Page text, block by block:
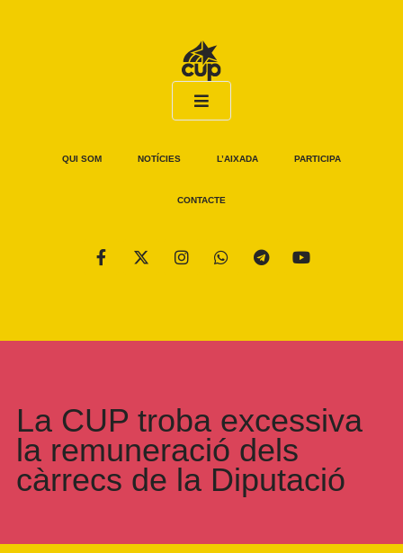
QUI SOM NOTÍCIES L’AIXADA PARTICIPA
CONTACTE
La CUP troba excessiva
la remuneració dels
càrrecs de la Diputació